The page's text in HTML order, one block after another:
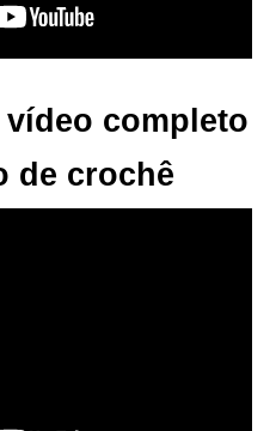
vídeo completo
de crochê